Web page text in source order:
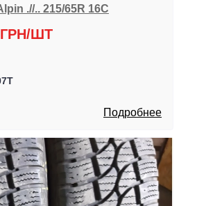
.//.. 215/65R 16C
ГРН/ШТ
Подробнее